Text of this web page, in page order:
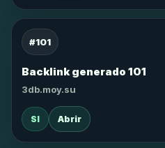
#101
Backlink generado 101
3db.moy.su
SI Abrir